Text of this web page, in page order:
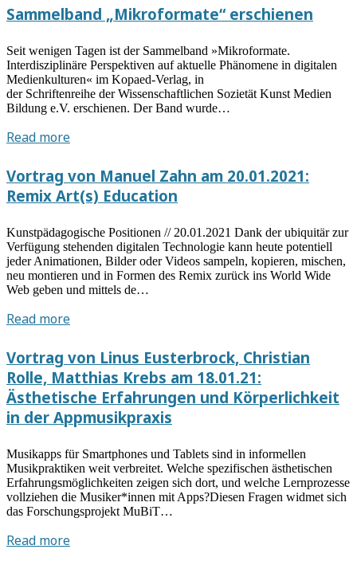
an?
Juliane
Ahlborn:
Ästhetik
–
Subjekt
–
Bildung.
Künste
Sammelband „Mikroformate“ erschienen
Seit wenigen Tagen ist der Sammelband »Mikroformate.
Interdisziplinäre Perspektiven auf aktuelle Phänomene in digitalen
Medienkulturen« im Kopaed-Verlag, in
der Schriftenreihe der Wissenschaftlichen Sozietät Kunst Medien
Bildung e.V. erschienen. Der Band wurde…
Read moreSammelband
erschienen
Vortrag von Manuel Zahn am 20.01.2021:
Remix Art(s) Education
Kunstpädagogische Positionen // 20.01.2021 Dank der ubiquitär zur
Verfügung stehenden digitalen Technologie kann heute potentiell
jeder Animationen, Bilder oder Videos sampeln, kopieren, mischen,
neu montieren und in Formen des Remix zurück ins World Wide
Web geben und mittels de…
Read moreVortrag
Manuel
Zahn
am
20.01.2021:
Remix
Education
Vortrag von Linus Eusterbrock, Christian
Rolle, Matthias Krebs am 18.01.21:
Ästhetische Erfahrungen und Körperlichkeit
in der Appmusikpraxis
Musikapps für Smartphones und Tablets sind in informellen
Musikpraktiken weit verbreitet. Welche spezifischen ästhetischen
Erfahrungsmöglichkeiten zeigen sich dort, und welche Lernprozesse
vollziehen die Musiker*innen mit Apps?Diesen Fragen widmet sich
das Forschungsprojekt MuBiT…
Read moreVortrag